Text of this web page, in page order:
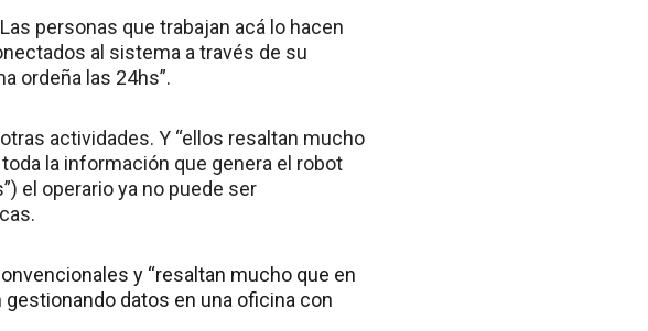
personas que trabajan acá lo hacen
al sistema a través de su
ordeña las 24hs”.
actividades. Y “ellos resaltan mucho
la información que genera el robot
el operario ya no puede ser
y “resaltan mucho que en
datos en una oficina con